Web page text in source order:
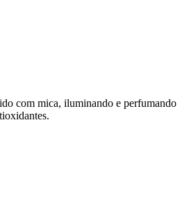
com mica, iluminando e perfumando